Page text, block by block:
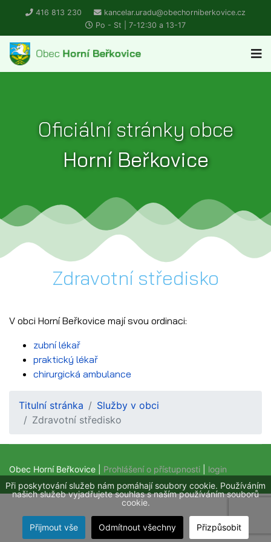
416 813 230
kancelar.uradu@obechorniberkovice.cz
Po - St | 7-12:30 a 13-17
Oficiální stránky obce
Horní Beřkovice
Zdravotní středisko
V obci Horní Beřkovice mají svou ordinaci:
zubní lékař
praktický lékař
chirurgická ambulance
Titulní stránka
Služby v obci
Zdravotní středisko
Obec Horní Beřkovice | Prohlášení o přístupnosti
login
Při poskytování služeb nám pomáhají soubory cookie. Používáním
našich služeb vyjadřujete souhlas s naším používáním souborů
cookie.
Přijmout vše Odmítnout všechny Přizpůsobit